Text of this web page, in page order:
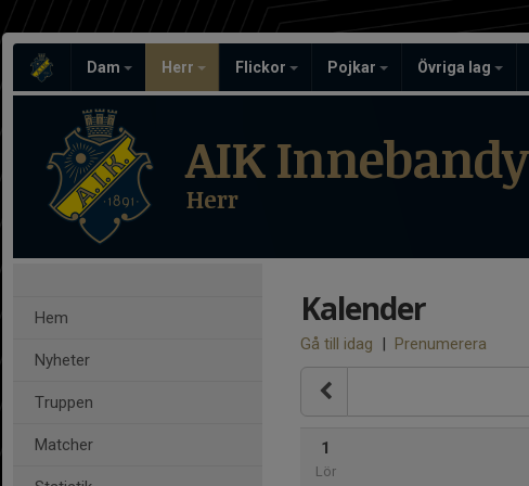
Dam Herr Flickor Pojkar Övriga lag
AIK Innebandy
Herr
Hem
Nyheter
Truppen
Matcher
Kalender
Gå till idag | Prenumerera
1
Lör